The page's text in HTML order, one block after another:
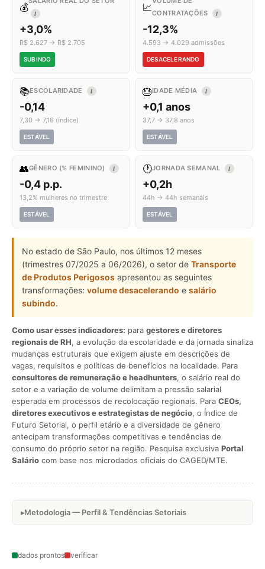
💰
I
+3,0%
R$ 2.627 → R$ 2.705
SUBINDO
📈CONTRATAÇÕES
I
-12,3%
4.593 → 4.029 admissões
DESACELERANDO
📚ESCOLARIDADE I
-0,14
7,30 → 7,16 (índice)
ESTÁVEL
🎂IDADE MÉDIA I
+0,1 anos
37,7 → 37,8 anos
ESTÁVEL
👥GÊNERO (% FEMININO) I
-0,4 p.p.
13,2% mulheres no trimestre
ESTÁVEL
🕐JORNADA SEMANAL I
+0,2h
44h → 44h semanais
ESTÁVEL
No estado de São Paulo, nos últimos 12 meses
(trimestres 07/2025 a 06/2026), o setor de Transporte
de Produtos Perigosos apresentou as seguintes
transformações: volume desacelerando e salário
subindo.
Como usar esses indicadores: para gestores e diretores
regionais de RH, a evolução da escolaridade e da jornada sinaliza
mudanças estruturais que exigem ajuste em descrições de
vagas, requisitos e políticas de benefícios na localidade. Para
consultores de remuneração e headhunters, o salário real do
setor e a variação de volume delimitam a pressão salarial
esperada em processos de recolocação regionais. Para CEOs,
diretores executivos e estrategistas de negócio, o Índice de
Futuro Setorial, o perfil etário e a diversidade de gênero
antecipam transformações competitivas e tendências de
consumo do próprio setor na região. Pesquisa exclusiva Portal
Salário com base nos microdados oficiais do CAGED/MTE.
Metodologia — Perfil & Tendências Setoriais
dados prontos verificar